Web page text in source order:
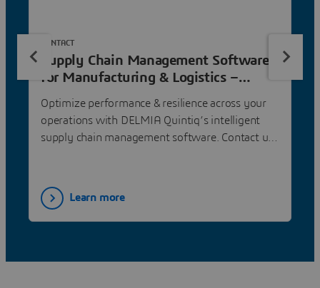
Supply Chain Management Software
for Manufacturing & Logistics –
DELMIA Quintiq
Optimize performance & resilience across your
operations with DELMIA Quintiq’s intelligent
supply chain management software. Contact us
CONTACT
Learn more